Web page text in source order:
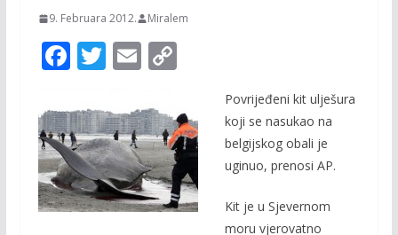
9. Februara 2012. Miralem
F
e
b
o
o
T
itt
er
E
ai
l
C
p
y
Li
n
Povrijeđeni kit ulješura
koji se nasukao na
belgijskog obali je
uginuo, prenosi AP.
Kit je u Sjevernom
moru vjerovatno